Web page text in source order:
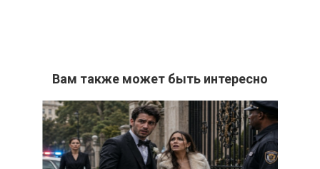
Вам также может быть интересно